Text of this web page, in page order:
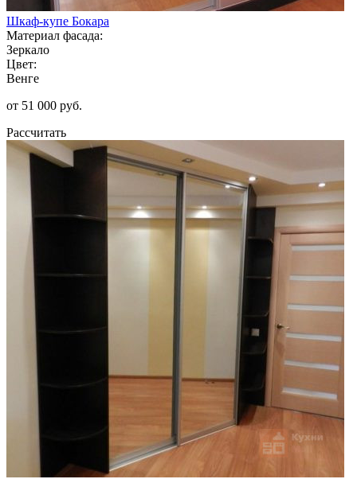
Шкаф-купе Бокара
Материал фасада:
Зеркало
Цвет:
Венге
от 51 000 руб.
Рассчитать